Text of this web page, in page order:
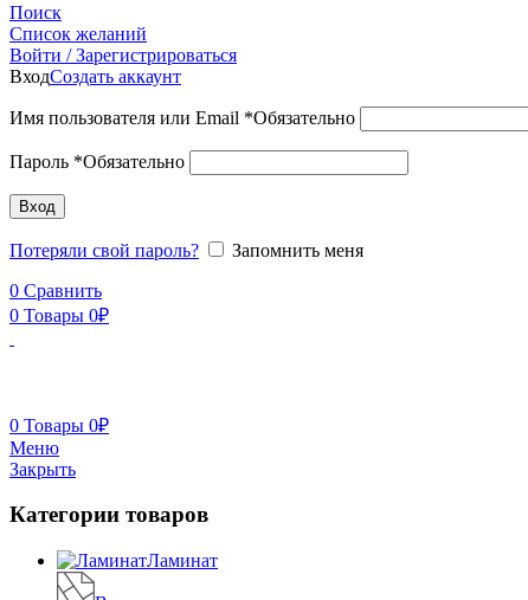
Поиск
Список желаний
Войти / Зарегистрироваться
ВходСоздать аккаунт
Имя пользователя или Email *Обязательно
Пароль *Обязательно
Вход
Потеряли свой пароль?
Запомнить меня
0 Сравнить
0 Товары 0₽
0 Товары 0₽
Меню
Закрыть
Категории товаров
Ламинат